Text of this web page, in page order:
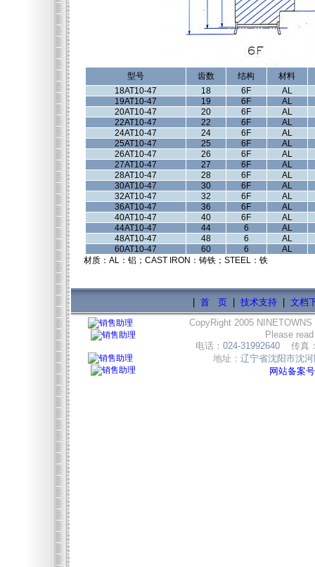
型号 齿数 结构
材料
18AT10-47
18 6F
AL
19AT10-47
19 6F
AL
20AT10-47
20 6F
AL
22AT10-47
22 6F
AL
24AT10-47
24 6F
AL
25AT10-47
25 6F
AL
26AT10-47
26 6F
AL
27AT10-47
27 6F
AL
28AT10-47
28 6F
AL
30AT10-47
30 6F
AL
32AT10-47
32 6F
AL
36AT10-47
36 6F
AL
40AT10-47
40 6F
AL
44AT10-47
44 6
AL
48AT10-47
48 6
AL
60AT10-47
60 6
AL
材质：AL：铝；CAST IRON：铸铁；STEEL：铁
首 页| 技术支持| 文档
CopyRight 2005 NINETOWNS
Please
电话： 024-31992640 传真
地址： 辽宁省沈阳市沈
网站备案